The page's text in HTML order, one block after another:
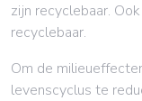
zijn recyclebaar.
recyclebaar.
Om de
levenscyclus te